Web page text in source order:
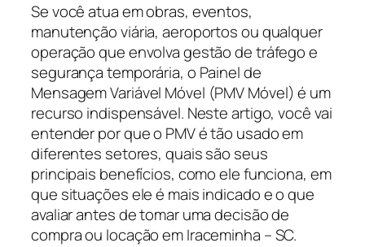
Se você atua em obras, eventos,
manutenção viária, aeroportos ou qualquer
operação que envolva gestão de tráfego e
segurança temporária, o Painel de
Mensagem Variável Móvel (PMV Móvel) é um
recurso indispensável. Neste artigo, você vai
entender por que o PMV é tão usado em
diferentes setores, quais são seus
principais benefícios, como ele funciona, em
que situações ele é mais indicado e o que
avaliar antes de tomar uma decisão de
compra ou locação em Iraceminha – SC.